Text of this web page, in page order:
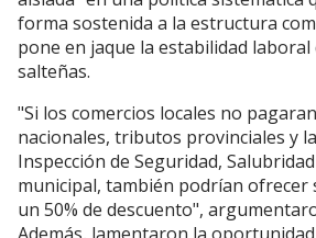
forma sostenida a la estructura
pone en jaque la estabilidad laboral
salteñas.
"Si los comercios locales no
nacionales, tributos provinciales y
Inspección de Seguridad,
municipal, también podrían ofrecer
un 50% de descuento",